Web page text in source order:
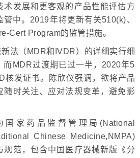
术发展和更客观的产品性能评估方
中。2019年将更新有关510(k)、
Cert Program的监管措施。
法（MDR和IVDR）的详细实行细
而MDR过渡期已过一半，2020年5
核发证书。陈欣仪强调，欲将产品
随时关注、应对法规变革，避免影
国家药品监督管理局(National
Chinese Medicine,NMPA)
规范，包含中国医疗器械新版《分